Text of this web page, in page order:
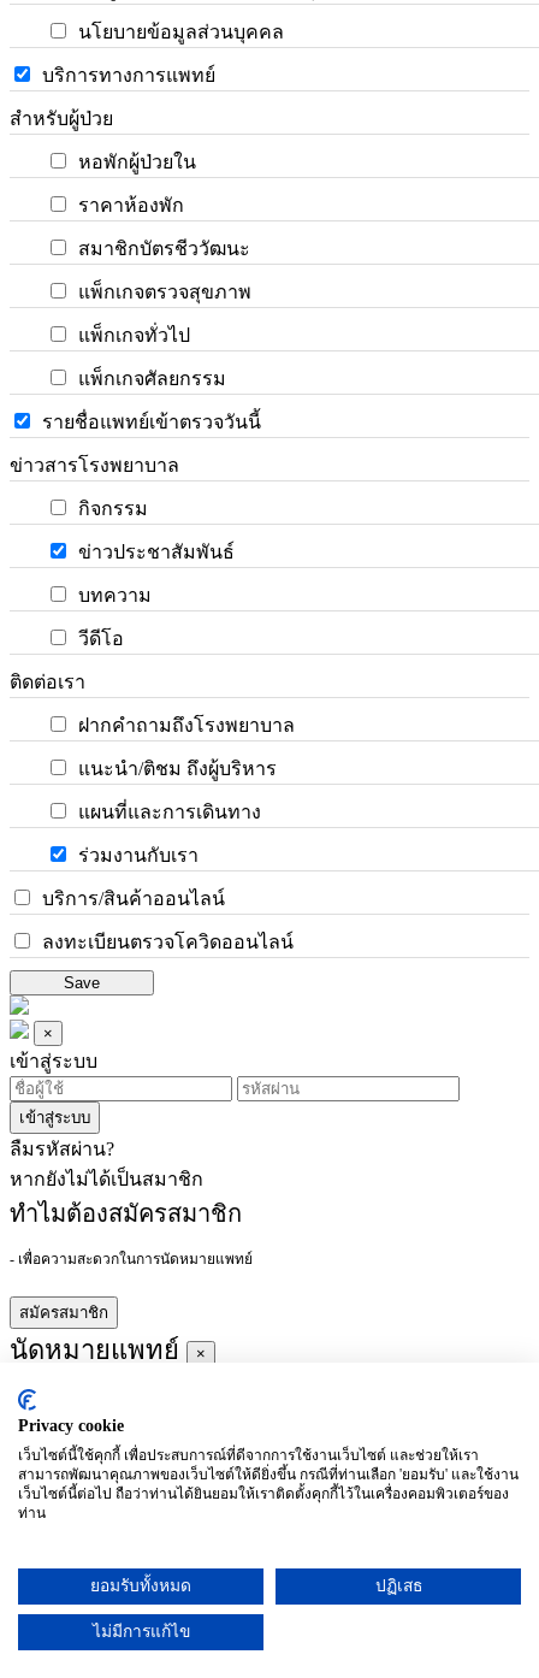
นโยบายข้อมูลส่วนบุคคล
บริการทางการแพทย์
สำหรับผู้ป่วย
หอพักผู้ป่วยใน
ราคาห้องพัก
สมาชิกบัตรชีววัฒนะ
แพ็กเกจตรวจสุขภาพ
แพ็กเกจทั่วไป
แพ็กเกจศัลยกรรม
รายชื่อแพทย์เข้าตรวจวันนี้
ข่าวสารโรงพยาบาล
กิจกรรม
ข่าวประชาสัมพันธ์
บทความ
วีดีโอ
ติดต่อเรา
ฝากคำถามถึงโรงพยาบาล
แนะนำ/ติชม ถึงผู้บริหาร
แผนที่และการเดินทาง
ร่วมงานกับเรา
บริการ/สินค้าออนไลน์
ลงทะเบียนตรวจโควิดออนไลน์
Save
×
เข้าสู่ระบบ
เข้าสู่ระบบ
ลืมรหัสผ่าน?
หากยังไม่ได้เป็นสมาชิก
ทำไมต้องสมัครสมาชิก
- เพื่อความสะดวกในการนัดหมายแพทย์
สมัครสมาชิก
นัดหมายแพทย์ ×
ผู้ชำนาญการ
ประจำ :
อาทิตย์
จันทร์
(27/09)
อังคาร
(28/09)
พุธ
พฤหัสบดี
ศุกร์
เสาร์
Privacy cookie
เว็บไซต์นี้ใช้คุกกี้ เพื่อประสบการณ์ที่ดีจากการใช้งานเว็บไซต์ และช่วยให้เรา
สามารถพัฒนาคุณภาพของเว็บไซต์ให้ดียิ่งขึ้น กรณีที่ท่านเลือก 'ยอมรับ' และใช้งาน
เว็บไซต์นี้ต่อไป ถือว่าท่านได้ยินยอมให้เราติดตั้งคุกกี้ไว้ในเครื่องคอมพิวเตอร์ของ
ท่าน
ยอมรับทั้งหมด ปฏิเสธ
ไม่มีการแก้ไข